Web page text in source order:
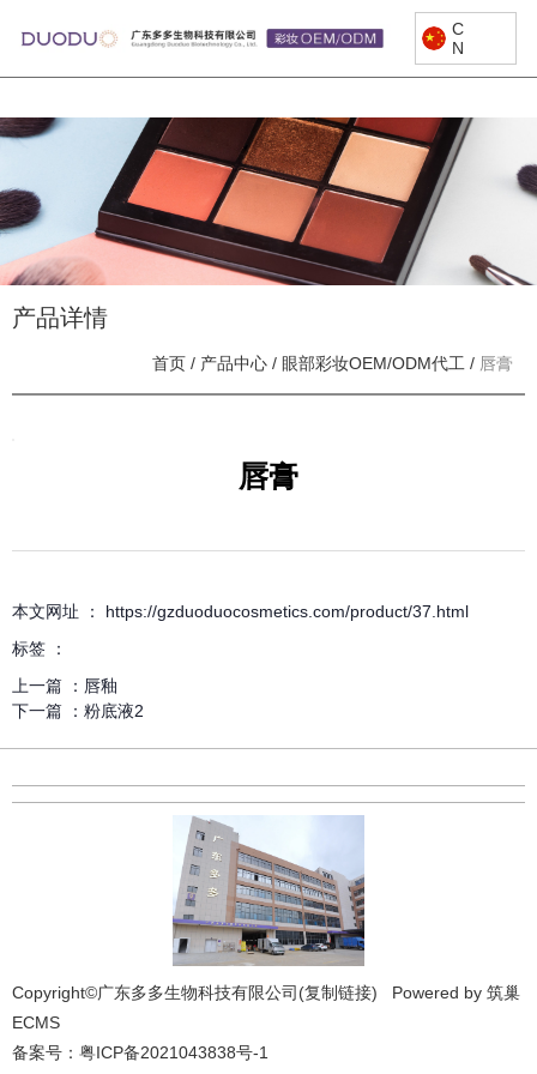
C
N
产品详情
首页 / 产品中心 / 眼部彩妆OEM/ODM代工 / 唇膏
唇膏
本文网址 ： https://gzduoduocosmetics.com/product/37.html
标签 ：
上一篇 ： 唇釉
下一篇 ： 粉底液2
Copyright©广东多多生物科技有限公司(复制链接) Powered by 筑巢
ECMS
备案号： 粤ICP备2021043838号-1